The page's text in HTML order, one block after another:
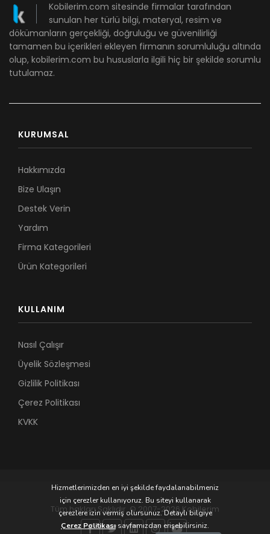
Kobilerim.com sitesinde firmalar tarafından
sunulan her türlü bilgi, materyal, resim ve
dökümanların gerçekliği, doğruluğu ve güvenilirliği
tamamen bu içerikleri ekleyen firmanın sorumluluğu altında
olup, kobilerim.com bu hususlarla ilgili hiç bir şekilde sorumlu
tutulamaz.
KURUMSAL
Hakkımızda
Bize Ulaşın
Destek Verin
Yardım
Firma Kategorileri
Ürün Kategorileri
KULLANIM
Nasıl Çalışır
Üyelik Sözleşmesi
Gizlilik Politikası
Çerez Politikası
KVKK
Tüm hakları Saklıdır. © 2007-2026 Kobilerim
Hizmetlerimizden en iyi şekilde faydalanabilmeniz
için çerezler kullanıyoruz. Bu siteyi kullanarak
çerezlere izin vermiş olursunuz. Detaylı bilgiye
Çerez Politikasısayfamızdan erişebilirsiniz.